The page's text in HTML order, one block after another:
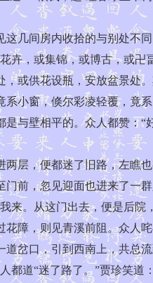
间房内收拾的与别处不同
卉，或集锦，或博古，或
，或供花设瓶，安放盆景处
系小窗，倏尔彩凌轻覆，竟
与壁相平的。众人都赞：“
，便都迷了旧路，左瞧也
门前，忽见迎面也进来了一
来。从这门出去，便是后
障，则见青溪前阻。众人
道岔口，引到西南上，共总
都道“迷了路了。”贾珍笑